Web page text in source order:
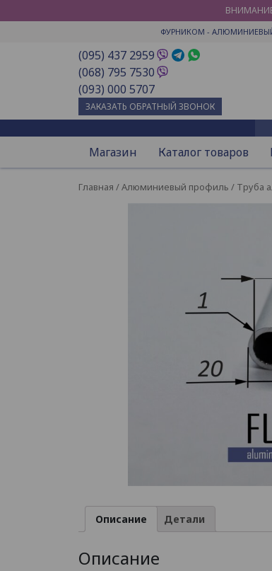
ФУРНИКОМ -
(095) 437 2959
(068) 795 7530
(093) 000 5707
ЗАКАЗАТЬ ОБРАТНЫЙ ЗВОНОК
Магазин Каталог товаров
Главная /Алюминиевый профиль / Труба
Описание Детали
Описание